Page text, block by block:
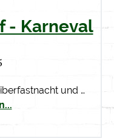
- Karneval
und …